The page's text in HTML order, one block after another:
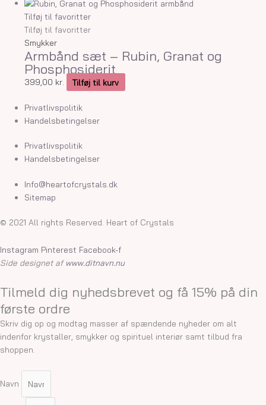
Tilføj til favoritter
Tilføj til favoritter
Smykker
Armbånd sæt – Rubin, Granat og
Phosphosiderit
399,00 kr. Tilføj til kurv
Privatlivspolitik
Handelsbetingelser
Privatlivspolitik
Handelsbetingelser
Info@heartofcrystals.dk
Sitemap
© 2021 All rights Reserved. Heart of Crystals
Instagram Pinterest Facebook-f
Side designet af www.ditnavn.nu
Tilmeld dig nyhedsbrevet og få 15% på din
første ordre
Skriv dig op og modtag masser af spændende nyheder om alt
indenfor krystaller, smykker og spirituel interiør samt tilbud fra
shoppen.
Navn